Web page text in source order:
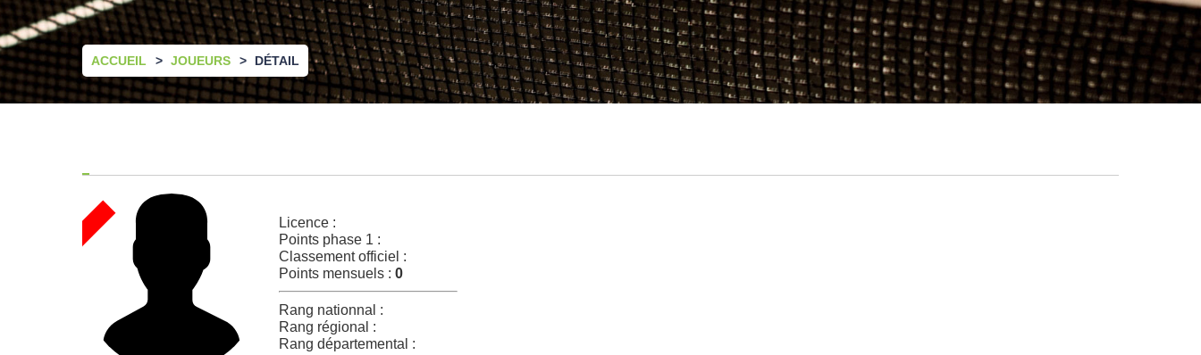
ACCUEIL JOUEURS DÉTAIL
Licence :
Points phase 1 :
Classement officiel :
Points mensuels : 0
Rang nationnal :
Rang régional :
Rang départemental :